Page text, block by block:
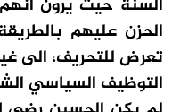
الحزن عليهم
تعرض للتحريف، الى
التوظيف السياسي